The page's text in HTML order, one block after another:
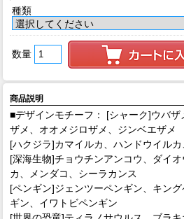
種類
数量
商品説明
■デザインモチーフ： [シャーク]ウバザ
ザメ、オオメジロザメ、ジンベエザメ
[ハクジラ]カマイルカ、ハンドウイルカ
[深海生物]チョウチンアンコウ、ダイ
カ、メンダコ、シーラカンス
[ペンギン]ジェンツーペンギン、キン
ギン、イワトビペンギン